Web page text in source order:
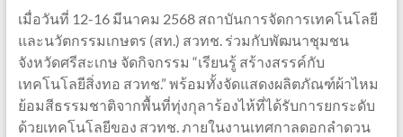
เมื่อวันที่ 12-16 มีนาคม 2568 สถาบันการจัดการเทคโนโลยี
และนวัตกรรมเกษตร (สท.) สวทช. ร่วมกับพัฒนาชุมชน
จังหวัดศรีสะเกษ จัดกิจกรรม “เรียนรู้ สร้างสรรค์กับ
เทคโนโลยีสิ่งทอ สวทช.” พร้อมทั้งจัดแสดงผลิตภัณฑ์ผ้าไหม
ย้อมสีธรรมชาติจากพื้นที่ทุ่งกุลาร้องไห้ที่ได้รับการยกระดับ
ด้วยเทคโนโลยีของ สวทช. ภายในงานเทศกาลดอกลำดวน